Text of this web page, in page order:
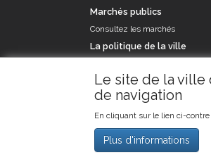
Le site de la
de navigation
En cliquant sur le lien ci-
Plus d'informations
Marchés publics
Consultez les marchés
La politique de la ville